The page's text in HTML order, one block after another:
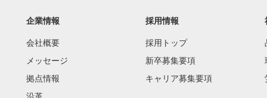
企業情報
会社概要
メッセージ
拠点情報
採用情報
採用トップ
新卒募集要項
キャリア募集要項